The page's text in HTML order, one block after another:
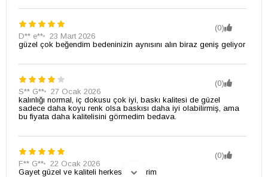
(0)
D** e**
23 Mart 2026
güzel çok beğendim bedeninizin aynısını alın biraz geniş geliyor
(0)
S** G**
27 Ocak 2026
kalınlığı normal, iç dokusu çok iyi, baskı kalitesi de güzel
sadece daha koyu renk olsa baskısı daha iyi olabilirmiş, ama
bu fiyata daha kalitelisini görmedim bedava.
(0)
F** G**
22 Ocak 2026
Gayet güzel ve kaliteli herkese öneririm